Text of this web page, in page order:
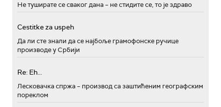
Не туширате се сваког дана – не стидите се, то је здраво
Cestitke za uspeh
Да ли сте знали да се најбоље грамофонске ручице
производе у Србији
Re: Eh...
Лесковачка спржа – производ са заштићеним географским
пореклом